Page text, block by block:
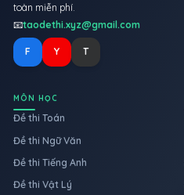
toàn miễn phí.
📧taodethi.xyz@gmail.com
F Y T
MÔN HỌC
Đề thi Toán
Đề thi Ngữ Văn
Đề thi Tiếng Anh
Đề thi Vật Lý